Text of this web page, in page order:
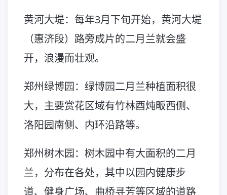
黄河大堤：每年3月下旬开始，黄河大堤
（惠济段）路旁成片的二月兰就会盛
开，浪漫而壮观。
郑州绿博园：绿博园二月兰种植面积很
大，主要赏花区域有竹林酉炖畈西侧、
洛阳园南侧、内环沿路等。
郑州树木园：树木园中有大面积的二月
兰，分布在各处，其中以园内健康步
道、健身广场、曲桥寻芳等区域的道路